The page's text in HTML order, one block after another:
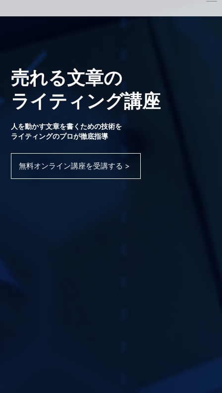
売れる文章の
ライティング講座
人を動かす文章を書くための技術を
ライティングのプロが徹底指導
無料オンライン講座を受講する >